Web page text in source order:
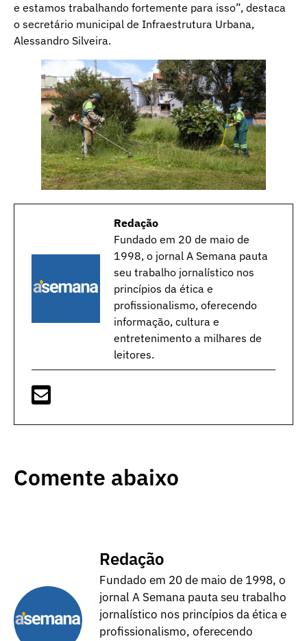
e estamos trabalhando fortemente para isso”, destaca
o secretário municipal de Infraestrutura Urbana,
Alessandro Silveira.
Redação
Fundado em 20 de maio de
1998, o jornal A Semana pauta
seu trabalho jornalístico nos
princípios da ética e
profissionalismo, oferecendo
informação, cultura e
entretenimento a milhares de
leitores.
Comente abaixo
Redação
Fundado em 20 de maio de 1998, o
jornal A Semana pauta seu trabalho
jornalístico nos princípios da ética e
profissionalismo, oferecendo